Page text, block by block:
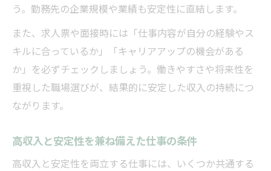
う。勤務先の企業規模や業績も安定性に直結します。
また、求人票や面接時には「仕事内容が自分の経験やス
キルに合っているか」「キャリアアップの機会がある
か」を必ずチェックしましょう。働きやすさや将来性を
重視した職場選びが、結果的に安定した収入の持続につ
ながります。
高収入と安定性を兼ね備えた仕事の条件
高収入と安定性を両立する仕事には、いくつか共通する